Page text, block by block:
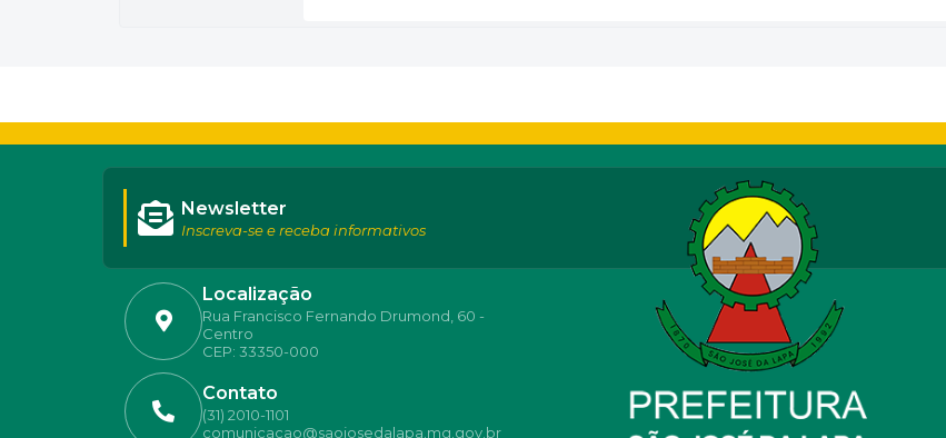
Localização
Rua Francisco Fernando Drumond, 60 -
Centro
CEP: 33350-000
Contato
(31) 2010-1101
comunicacao@saojosedalapa.mg.gov.br
Newsletter
Inscreva-se e receba informativos